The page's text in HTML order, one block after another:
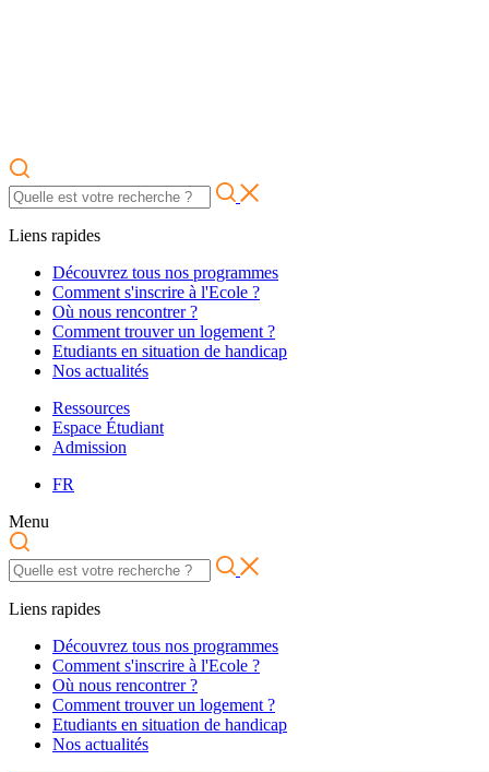
Liens rapides
Découvrez tous nos programmes
Comment s'inscrire à l'Ecole ?
Où nous rencontrer ?
Comment trouver un logement ?
Etudiants en situation de handicap
Nos actualités
Ressources
Espace Étudiant
Admission
FR
Menu
Liens rapides
Découvrez tous nos programmes
Comment s'inscrire à l'Ecole ?
Où nous rencontrer ?
Comment trouver un logement ?
Etudiants en situation de handicap
Nos actualités